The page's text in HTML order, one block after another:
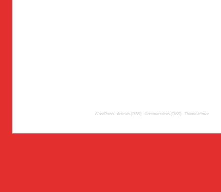
WordPress Articles (RSS) Commentaires (RSS) Thème Mimbo